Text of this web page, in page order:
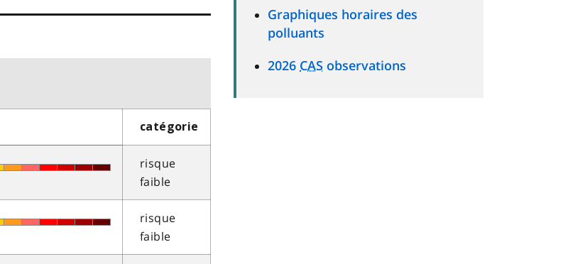
catégorie
risque
faible
risque
faible
Graphiques horaires des
polluants
2026 CAS observations